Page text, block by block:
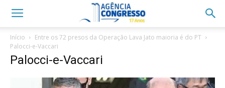
Início
Entre os 72 presos da Operação Lava Jato maioria é do PT
Palocci-e-Vaccari
Palocci-e-Vaccari